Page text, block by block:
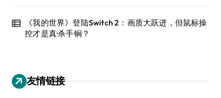
《我的世界》登陆Switch 2：画质大跃进，但鼠标操
控才是真·杀手锏？
友情链接